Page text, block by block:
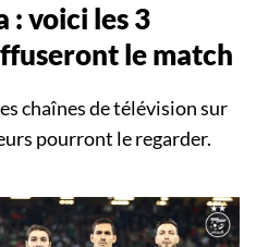
: voici les 3
le match
chaînes de télévision sur
pourront le regarder.